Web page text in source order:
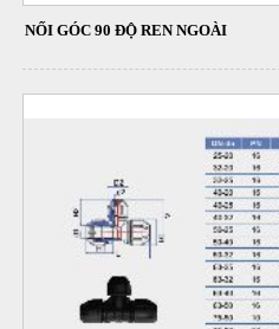
NỐI GÓC 90 ĐỘ REN NGOÀI